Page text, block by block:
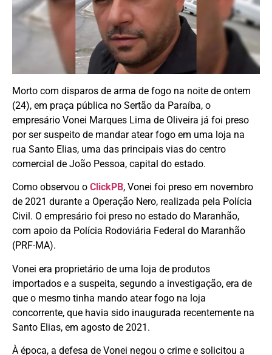
Morto com disparos de arma de fogo na noite de ontem
(24), em praça pública no Sertão da Paraíba, o
empresário Vonei Marques Lima de Oliveira já foi preso
por ser suspeito de mandar atear fogo em uma loja na
rua Santo Elias, uma das principais vias do centro
comercial de João Pessoa, capital do estado.
Como observou o ClickPB, Vonei foi preso em novembro
de 2021 durante a Operação Nero, realizada pela Polícia
Civil. O empresário foi preso no estado do Maranhão,
com apoio da Polícia Rodoviária Federal do Maranhão
(PRF-MA).
Vonei era proprietário de uma loja de produtos
importados e a suspeita, segundo a investigação, era de
que o mesmo tinha mando atear fogo na loja
concorrente, que havia sido inaugurada recentemente na
Santo Elias, em agosto de 2021.
À época, a defesa de Vonei negou o crime e solicitou a